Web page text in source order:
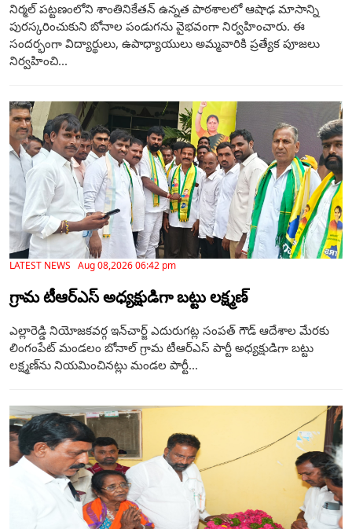
నిర్మల్ పట్టణంలోని శాంతినికేతన్ ఉన్నత పాఠశాలలో ఆషాఢ మాసాన్ని
పురస్కరించుకుని బోనాల పండుగను వైభవంగా నిర్వహించారు. ఈ
సందర్భంగా విద్యార్థులు, ఉపాధ్యాయులు అమ్మవారికి ప్రత్యేక పూజలు
నిర్వహించి...
LATEST NEWS Aug 08,2026 06:42 pm
గ్రామ టీఆర్‌ఎస్ అధ్యక్షుడిగా బట్టు లక్ష్మణ్
ఎల్లారెడ్డి నియోజకవర్గ ఇన్‌చార్జ్ ఎదురుగట్ల సంపత్ గౌడ్ ఆదేశాల మేరకు
లింగంపేట్ మండలం బోనాల్ గ్రామ టీఆర్‌ఎస్ పార్టీ అధ్యక్షుడిగా బట్టు
లక్ష్మణ్‌ను నియమించినట్లు మండల పార్టీ...